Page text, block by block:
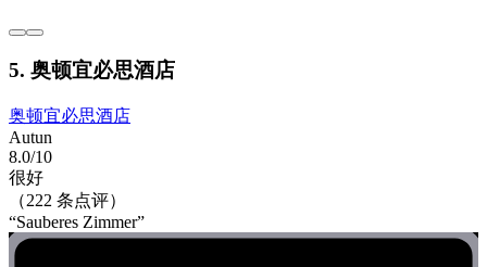
5. 奥顿宜必思酒店
奥顿宜必思酒店
Autun
8.0/10
很好
（222 条点评）
“Sauberes Zimmer”